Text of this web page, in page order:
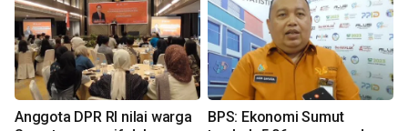
Anggota DPR RI nilai warga
BPS: Ekonomi Sumut